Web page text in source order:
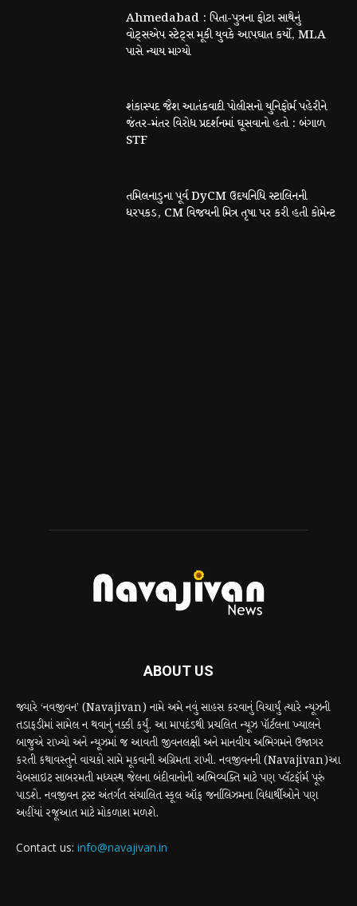
Ahmedabad : પિતા-પુત્રના ફોટા સાથેનું
વોટ્સએપ સ્ટેટ્સ મૂકી યુવકે આપઘાત કર્યો, MLA
પાસે ન્યાય માગ્યો
શંકાસ્પદ જૈશ આતંકવાદી પોલીસનો યુનિફોર્મ પહેરીને
જંતર-મંતર વિરોધ પ્રદર્શનમાં ઘૂસવાનો હતો : બંગાળ
STF
તમિલનાડુના પૂર્વ DyCM ઉદયનિધિ સ્ટાલિનની
ધરપકડ, CM વિજયની મિત્ર તૃષા પર કરી હતી કોમેન્ટ
ABOUT US
જ્યારે ‘નવજીવન’ (Navajivan) નામે અમે નવું સાહસ કરવાનું વિચાર્યું ત્યારે ન્યૂઝની
તડાફડીમાં સામેલ ન થવાનું નક્કી કર્યું. આ માપદંડથી પ્રચલિત ન્યૂઝ પૉર્ટલના ખ્યાલને
બાજુએ રાખ્યો અને ન્યૂઝમાં જ આવતી જીવનલક્ષી અને માનવીય અભિગમને ઉજાગર
કરતી કથાવસ્તુને વાચકો સામે મૂકવાની અગ્રિમતા રાખી. નવજીવનની (Navajivan)આ
વેબસાઇટ સાબરમતી મધ્યસ્થ જેલના બંદીવાનોની અભિવ્યક્તિ માટે પણ પ્લૅટફૉર્મ પૂરું
પાડશે. નવજીવન ટ્રસ્ટ અંતર્ગત સંચાલિત સ્કૂલ ઑફ જર્નાલિઝમના વિદ્યાર્થીઓને પણ
અહીંયાં રજૂઆત માટે મોકળાશ મળશે.
Contact us: info@navajivan.in